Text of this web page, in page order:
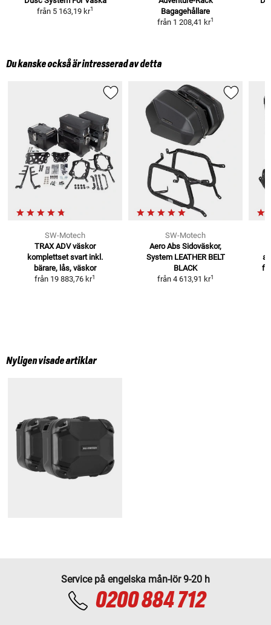
från 5 163,19 kr1
Bagagehållare
från 1 208,41 kr1
Du kanske också är intresserad av detta
SW-Motech
TRAX ADV väskor
komplettset svart inkl.
bärare, lås, väskor
från 19 883,76 kr1
SW-Motech
Aero Abs Sidoväskor,
System LEATHER BELT
BLACK
från 4 613,91 kr1
Nyligen visade artiklar
Service på engelska mån-lör 9-20 h
0200 884 712